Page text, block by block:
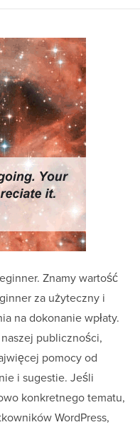
Znamy wartość
za użyteczny i
na dokonanie wpłaty.
publiczności,
pomocy od
i sugestie. Jeśli
konkretnego tematu,
WordPress,